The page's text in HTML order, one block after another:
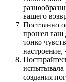
вашего
Постоянно
прошел ваш
тонко
испытывала
создания